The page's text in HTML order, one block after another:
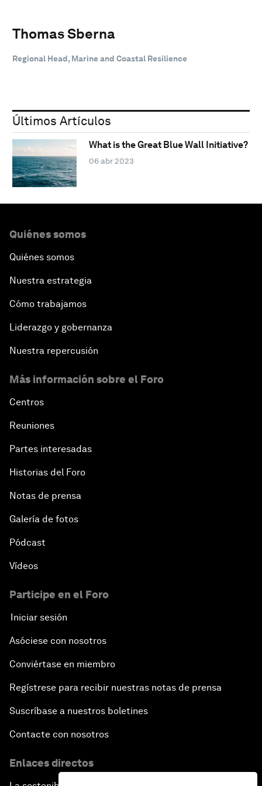
Thomas Sberna
Regional Head, Marine and Coastal Resilience
Últimos Artículos
What is the Great Blue Wall Initiative?
06 abr 2023
Quiénes somos
Quiénes somos
Nuestra estrategia
Cómo trabajamos
Liderazgo y gobernanza
Nuestra repercusión
Más información sobre el Foro
Centros
Reuniones
Partes interesadas
Historias del Foro
Notas de prensa
Galería de fotos
Pódcast
Vídeos
Participe en el Foro
Iniciar sesión
Asóciese con nosotros
Conviértase en miembro
Regístrese para recibir nuestras notas de prensa
Suscríbase a nuestros boletines
Contacte con nosotros
Enlaces directos